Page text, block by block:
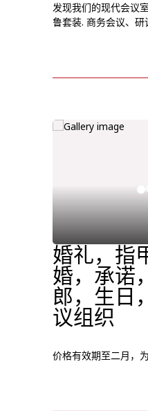
发现我们的现代会议
鲁套装. 商务会议、研
婚礼，指
婚，承诺
郎，生日
议组织
价格有效期至二月，